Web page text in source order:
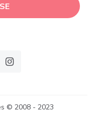
© 2008 - 2023